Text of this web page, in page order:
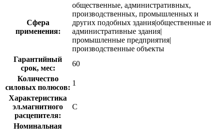
Сфера
применения:
общественные, административных,
производственных, промышленных и
других подобных здания|общественные и
административные здания|
промышленные предприятия|
производственные объекты
Гарантийный
срок, мес:
60
Количество
силовых полюсов:
1
Характеристика
эл.магнитного
расцепителя:
C
Номинальная